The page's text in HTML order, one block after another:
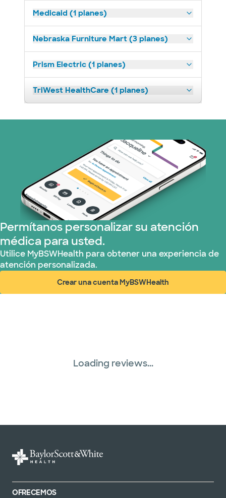
Medicaid (1 planes)
Nebraska Furniture Mart (3 planes)
Prism Electric (1 planes)
TriWest HealthCare (1 planes)
Permítanos personalizar su atención
médica para usted.
Utilice MyBSWHealth para obtener una experiencia de
atención personalizada.
Crear una cuenta MyBSWHealth
(abre en ventana nueva)
Loading reviews...
OFRECEMOS